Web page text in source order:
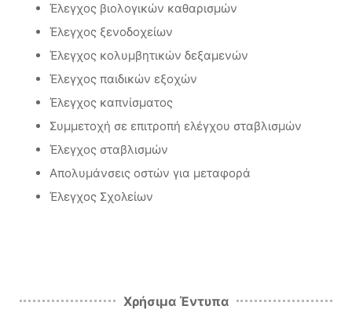
Έλεγχος βιολογικών καθαρισμών
Έλεγχος ξενοδοχείων
Έλεγχος κολυμβητικών δεξαμενών
Έλεγχος παιδικών εξοχών
Έλεγχος καπνίσματος
Συμμετοχή σε επιτροπή ελέγχου σταβλισμών
Έλεγχος σταβλισμών
Απολυμάνσεις οστών για μεταφορά
Έλεγχος Σχολείων
Χρήσιμα Έντυπα